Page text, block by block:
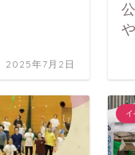
2025年7月2日